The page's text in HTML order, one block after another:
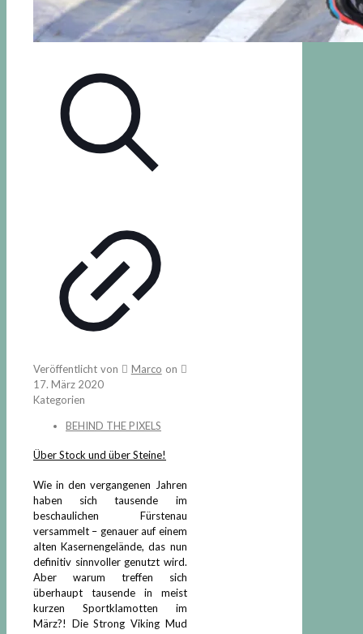
Veröffentlicht von Marco on
17. März 2020
Kategorien
BEHIND THE PIXELS
Über Stock und über Steine!
Wie in den vergangenen Jahren
haben sich tausende im
beschaulichen Fürstenau
versammelt – genauer auf einem
alten Kasernengelände, das nun
definitiv sinnvoller genutzt wird.
Aber warum treffen sich
überhaupt tausende in meist
kurzen Sportklamotten im
März?! Die Strong Viking Mud